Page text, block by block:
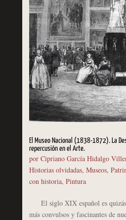
El Museo Nacional (1838-1872). La
repercusión en el Arte.
por Cipriano García Hidalgo
Historias olvidadas, Museos,
con historia, Pintura
El siglo XIX español es quizás
más convulsos y fascinantes de